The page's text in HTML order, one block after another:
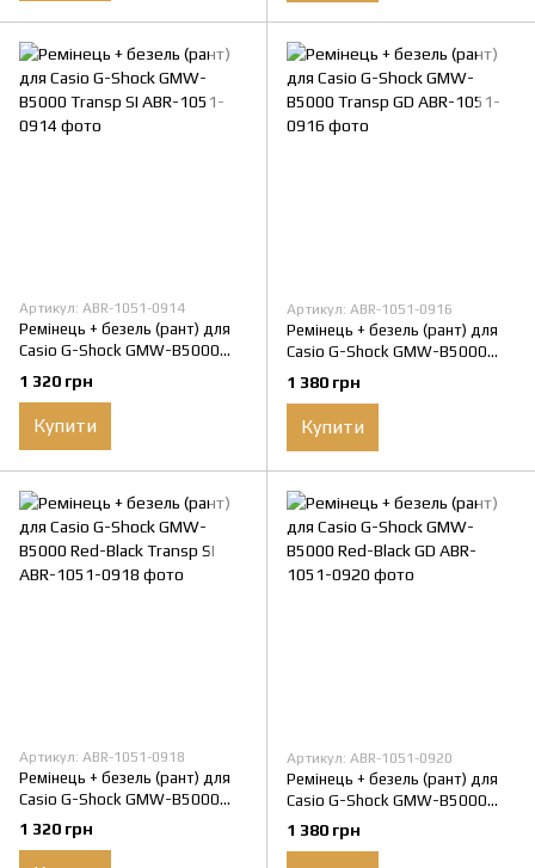
Артикул: ABR-1051-0914
Ремінець + безель (рант) для
Casio G-Shock GMW-B5000
Transp SI
1 320 грн
Купити
Артикул: ABR-1051-0916
Ремінець + безель (рант) для
Casio G-Shock GMW-B5000
Transp GD
1 380 грн
Купити
Артикул: ABR-1051-0918
Ремінець + безель (рант) для
Casio G-Shock GMW-B5000
Red-Black Transp SI
1 320 грн
Артикул: ABR-1051-0920
Ремінець + безель (рант) для
Casio G-Shock GMW-B5000
Red-Black GD
1 380 грн